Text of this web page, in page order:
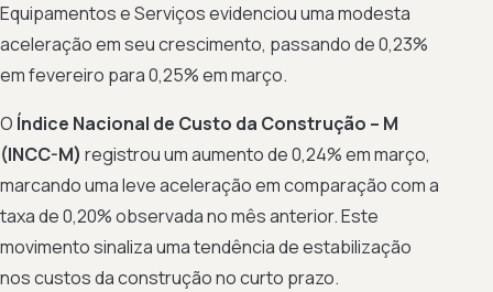
Equipamentos e Serviços evidenciou uma modesta
aceleração em seu crescimento, passando de 0,23%
em fevereiro para 0,25% em março.
O Índice Nacional de Custo da Construção – M
(INCC-M) registrou um aumento de 0,24% em março,
marcando uma leve aceleração em comparação com a
taxa de 0,20% observada no mês anterior. Este
movimento sinaliza uma tendência de estabilização
nos custos da construção no curto prazo.